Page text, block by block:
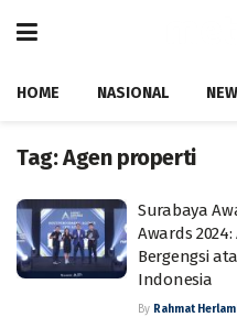
HOME NASIONAL
Tag:Agen properti
Surabaya
Awards
Bergengsi
Indonesia
By Rahmat